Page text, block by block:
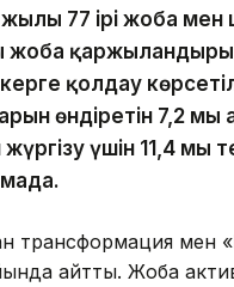
77 ірі жоба
жоба
қолдау
өндіретін 7,2
үшін 11,4 мың
трансформация мен
айтты. Жоба